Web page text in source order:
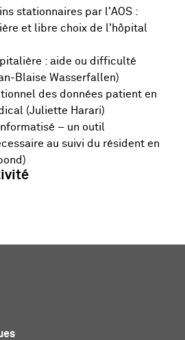
stationnaires par l'AOS :
et libre choix de l'hôpital
: aide ou difficulté
Blaise Wasserfallen)
des données patient en
(Juliette Harari)
– un outil
au suivi du résident en